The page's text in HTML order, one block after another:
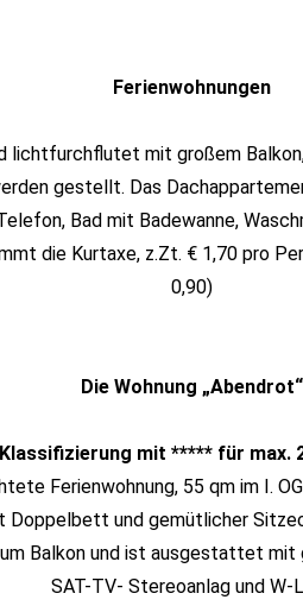
Ferienwohnungen
lichtfurchflutet mit großem
gestellt. Das
Bad mit Badewanne,
die Kurtaxe, z.Zt. € 1,70 pro
0,90)
Die Wohnung „Abendrot“
mit ***** für max.
Ferienwohnung, 55 qm im I.
Doppelbett und gemütlicher
Balkon und ist ausgestattet
SAT-TV- Stereoanlag und W-